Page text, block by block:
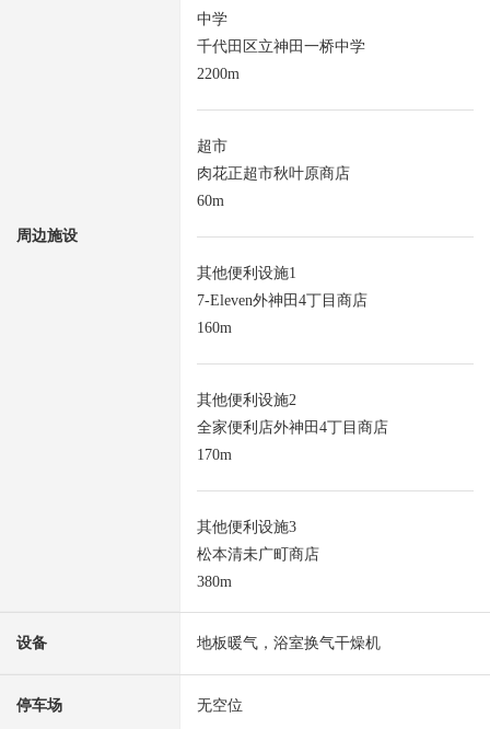
周边施设
中学
千代田区立神田一桥中学
2200m
超市
肉花正超市秋叶原商店
60m
其他便利设施1
7-Eleven外神田4丁目商店
160m
其他便利设施2
全家便利店外神田4丁目商店
170m
其他便利设施3
松本清未广町商店
380m
设备 地板暖气，浴室换气干燥机
停车场 无空位